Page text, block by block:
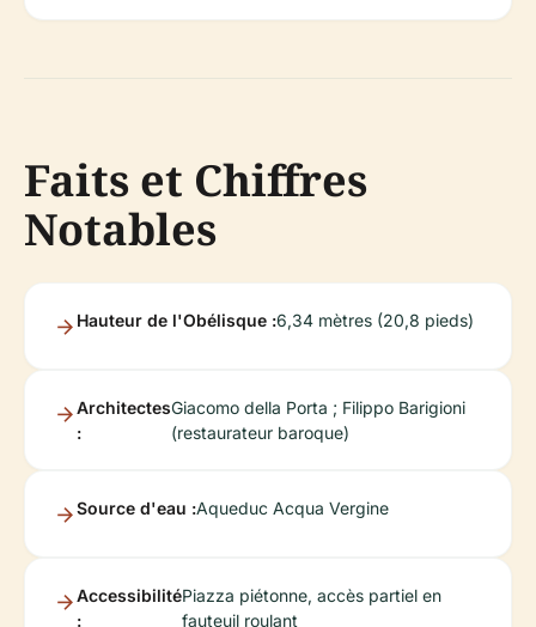
Faits et Chiffres
Notables
Hauteur de l'Obélisque :6,34 mètres (20,8 pieds)
Architectes
:
Giacomo della Porta ; Filippo Barigioni
(restaurateur baroque)
Source d'eau :Aqueduc Acqua Vergine
Accessibilité
:
Piazza piétonne, accès partiel en
fauteuil roulant